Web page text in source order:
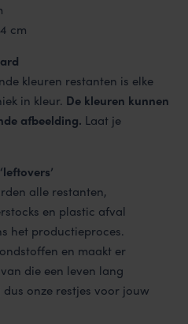
cm
kleuren restanten is elke
in kleur. De kleuren kunnen
afbeelding. Laat je
alle restanten,
en plastic afval
het productieproces.
en maakt er
die een leven lang
onze restjes voor jouw